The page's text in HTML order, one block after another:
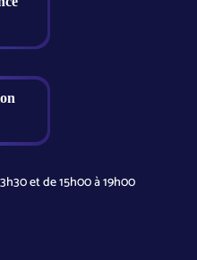
et de 15h00 à 19h00